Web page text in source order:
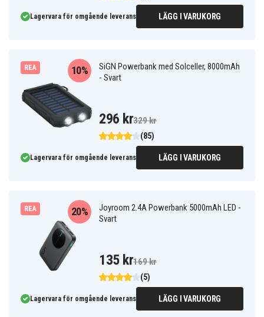
Lagervara för omgående leverans LÄGG I VARUKORG
REA
SiGN Powerbank med Solceller, 8000mAh
- Svart
(85)
10%
296 kr329 kr
Lagervara för omgående leverans LÄGG I VARUKORG
REA
Joyroom 2.4A Powerbank 5000mAh LED -
Svart
(5)
20%
135 kr169 kr
Lagervara för omgående leverans LÄGG I VARUKORG